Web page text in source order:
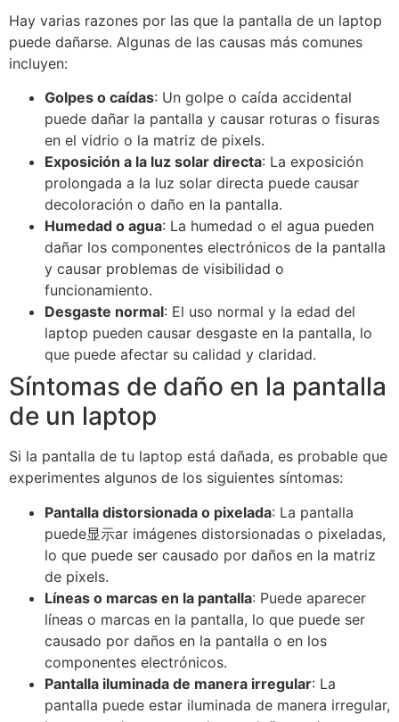
Hay varias razones por las que la pantalla de un laptop
puede dañarse. Algunas de las causas más comunes
incluyen:
Golpes o caídas: Un golpe o caída accidental
puede dañar la pantalla y causar roturas o fisuras
en el vidrio o la matriz de pixels.
Exposición a la luz solar directa: La exposición
prolongada a la luz solar directa puede causar
decoloración o daño en la pantalla.
Humedad o agua: La humedad o el agua pueden
dañar los componentes electrónicos de la pantalla
y causar problemas de visibilidad o
funcionamiento.
Desgaste normal: El uso normal y la edad del
laptop pueden causar desgaste en la pantalla, lo
que puede afectar su calidad y claridad.
Síntomas de daño en la pantalla
de un laptop
Si la pantalla de tu laptop está dañada, es probable que
experimentes algunos de los siguientes síntomas:
Pantalla distorsionada o pixelada: La pantalla
puede显示ar imágenes distorsionadas o pixeladas,
lo que puede ser causado por daños en la matriz
de pixels.
Líneas o marcas en la pantalla: Puede aparecer
líneas o marcas en la pantalla, lo que puede ser
causado por daños en la pantalla o en los
componentes electrónicos.
Pantalla iluminada de manera irregular: La
pantalla puede estar iluminada de manera irregular,